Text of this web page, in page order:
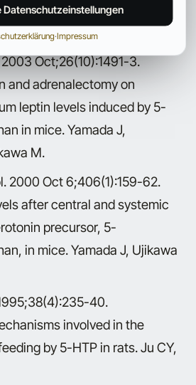
precursors for treatment of
S.
Oct;26(10):1491-3.
and adrenalectomy on
leptin levels induced by 5-
in mice. Yamada J,
M.
2000 Oct 6;406(1):159-62.
after central and systemic
precursor, 5-
in mice. Yamada J, Ujikawa
40.
involved in the
by 5-HTP in rats. Ju CY,
Datenschutzeinstellungen
·Impressum